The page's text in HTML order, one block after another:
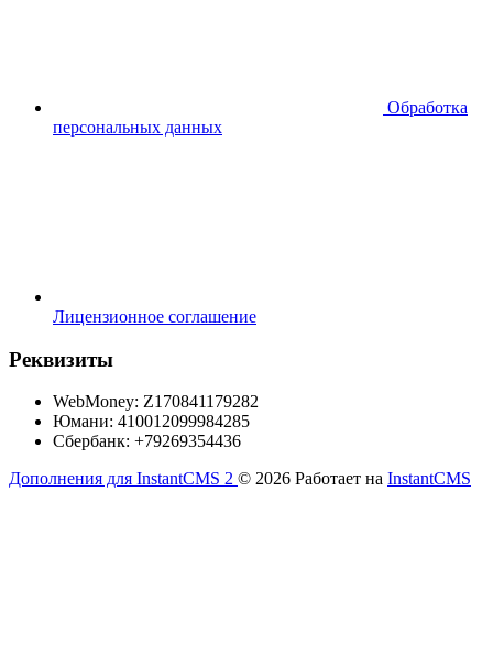
Обработка
персональных данных
Лицензионное соглашение
Реквизиты
WebMoney: Z170841179282
Юмани: 410012099984285
Сбербанк: +79269354436
Дополнения для InstantCMS 2 © 2026 Работает на InstantCMS